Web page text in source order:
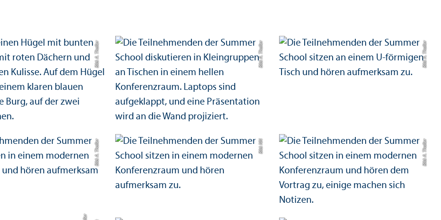
Bild: A. Thaller Bild: A. Thaller Bild: A. Thaller
Bild: A. Thaller Bild: NN Bild: A. Thaller